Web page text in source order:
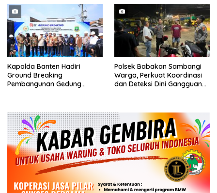
Kapolda Banten Hadiri
Ground Breaking
Pembangunan Gedung
Polsek Babakan Sambangi
Warga, Perkuat Koordinasi
dan Deteksi Dini Gangguan